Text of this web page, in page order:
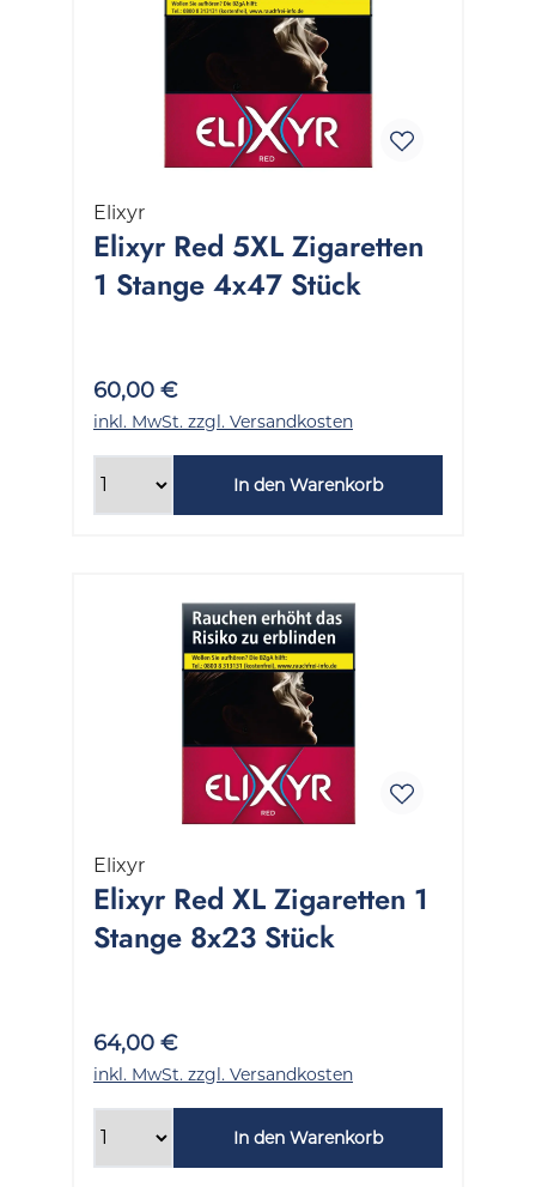
Elixyr
Elixyr Red 5XL Zigaretten
1 Stange 4x47 Stück
60,00 €
inkl. MwSt. zzgl. Versandkosten
In den Warenkorb
Elixyr
Elixyr Red XL Zigaretten 1
Stange 8x23 Stück
64,00 €
inkl. MwSt. zzgl. Versandkosten
In den Warenkorb